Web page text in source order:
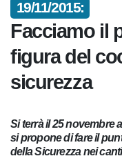
19/11/2015:
Facciamo il
figura del
sicurezza
Si terrà il 25
che si propone di fare
Coordinatore della